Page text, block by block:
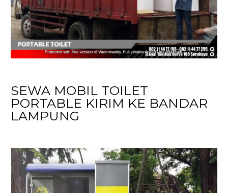
SEWA MOBIL TOILET
PORTABLE KIRIM KE BANDAR
LAMPUNG